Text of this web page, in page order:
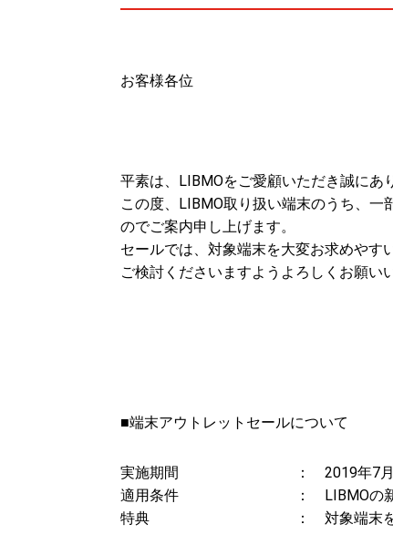
お客様各位
平素は、LIBMOをご愛顧いただき誠にあ
この度、LIBMO取り扱い端末のうち、
のでご案内申し上げます。
セールでは、対象端末を大変お求めやす
ご検討くださいますようよろしくお願い
■端末アウトレットセールについて
実施期間 ： 2019年7月4日（木
適用条件 ： LIBMOの新規お申込
特典 ： 対象端末をセール